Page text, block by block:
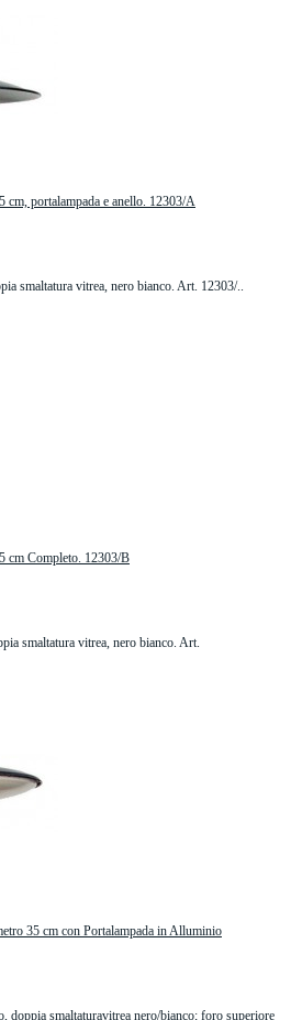
portalampada e anello. 12303/A
smaltatura vitrea, nero bianco. Art. 12303/..
cm Completo. 12303/B
smaltatura vitrea, nero bianco. Art.
35 cm con Portalampada in Alluminio
doppia smaltaturavitrea nero/bianco; foro superiore